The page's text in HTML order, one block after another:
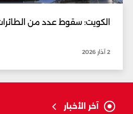
الكويت: سقوط عدد من الطائرات
2 آذار 2026
آخر الأخبار